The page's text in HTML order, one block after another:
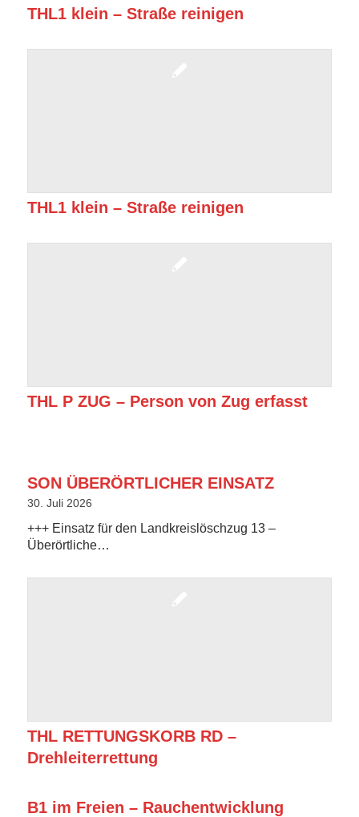
THL1 klein – Straße reinigen
THL1 klein – Straße reinigen
THL P ZUG – Person von Zug erfasst
SON ÜBERÖRTLICHER EINSATZ
30. Juli 2026
+++ Einsatz für den Landkreislöschzug 13 –
Überörtliche…
THL RETTUNGSKORB RD –
Drehleiterrettung
B1 im Freien – Rauchentwicklung